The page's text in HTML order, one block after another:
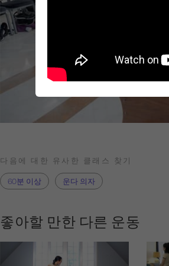
다음에 대한 유사한 클래스 찾기
60분 이상
운다 의자
좋아할 만한 다른 운동